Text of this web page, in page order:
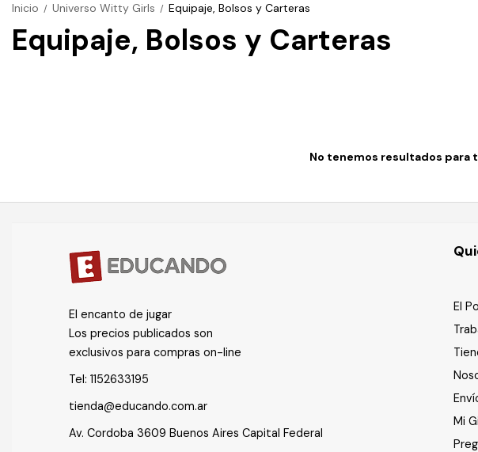
Inicio / Universo Witty Girls / Equipaje, Bolsos y Carteras
Equipaje, Bolsos y Carteras
No tenemos resultados para
El encanto de jugar
Los precios publicados son
exclusivos para compras on-line
Tel: 1152633195
tienda@educando.com.ar
Av. Cordoba 3609 Buenos Aires Capital Federal
El
Mi